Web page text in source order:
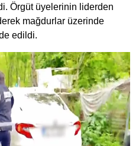
Örgüt üyelerinin liderden
mağdurlar üzerinde
edildi.